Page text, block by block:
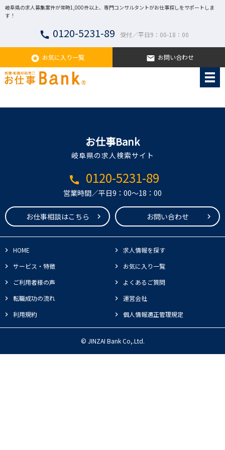
岐阜県の求人募集案件が常時1,000件以上、専門コンサルタントがお仕事探しをサポートしま
す！
call 0120-5231-89 受付／平日9：00-18：00
stars お気に入り一覧 email お問い合わせ
お仕事Bank
岐阜県の求人検索サイト
call 0120-5231-89
営業時間／平日9：00～18：00
お仕事相談はこちら お問い合わせ
HOME
求人情報を探す
サービス・特徴
お気に入り一覧
ご利用者様の声
よくあるご質問
転職成功の流れ
運営会社
利用規約
個人情報適正管理規定
© JINZAI Bank Co,.Ltd.